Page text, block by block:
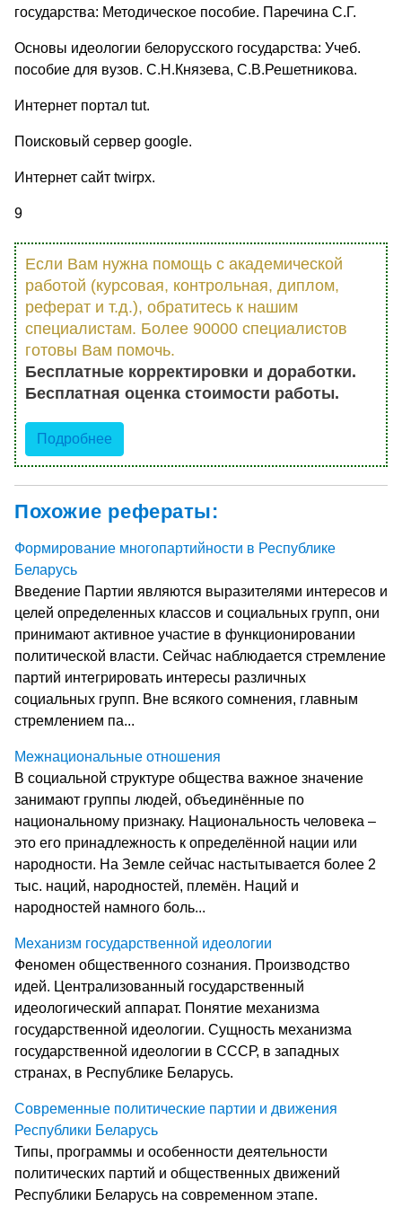
государства: Методическое пособие. Паречина С.Г.
Основы идеологии белорусского государства: Учеб.
пособие для вузов. С.Н.Князева, С.В.Решетникова.
Интернет портал tut.
Поисковый сервер google.
Интернет сайт twirpx.
9
Если Вам нужна помощь с академической
работой (курсовая, контрольная, диплом,
реферат и т.д.), обратитесь к нашим
специалистам. Более 90000 специалистов
готовы Вам помочь.
Бесплатные корректировки и доработки.
Бесплатная оценка стоимости работы.
Подробнее
Похожие рефераты:
Формирование многопартийности в Республике
Беларусь
Введение Партии являются выразителями интересов и
целей определенных классов и социальных групп, они
принимают активное участие в функционировании
политической власти. Сейчас наблюдается стремление
партий интегрировать интересы различных
социальных групп. Вне всякого сомнения, главным
стремлением па...
Межнациональные отношения
В социальной структуре общества важное значение
занимают группы людей, объединённые по
национальному признаку. Национальность человека –
это его принадлежность к определённой нации или
народности. На Земле сейчас настытывается более 2
тыс. наций, народностей, племён. Наций и
народностей намного боль...
Механизм государственной идеологии
Феномен общественного сознания. Производство
идей. Централизованный государственный
идеологический аппарат. Понятие механизма
государственной идеологии. Сущность механизма
государственной идеологии в СССР, в западных
странах, в Республике Беларусь.
Современные политические партии и движения
Республики Беларусь
Типы, программы и особенности деятельности
политических партий и общественных движений
Республики Беларусь на современном этапе.